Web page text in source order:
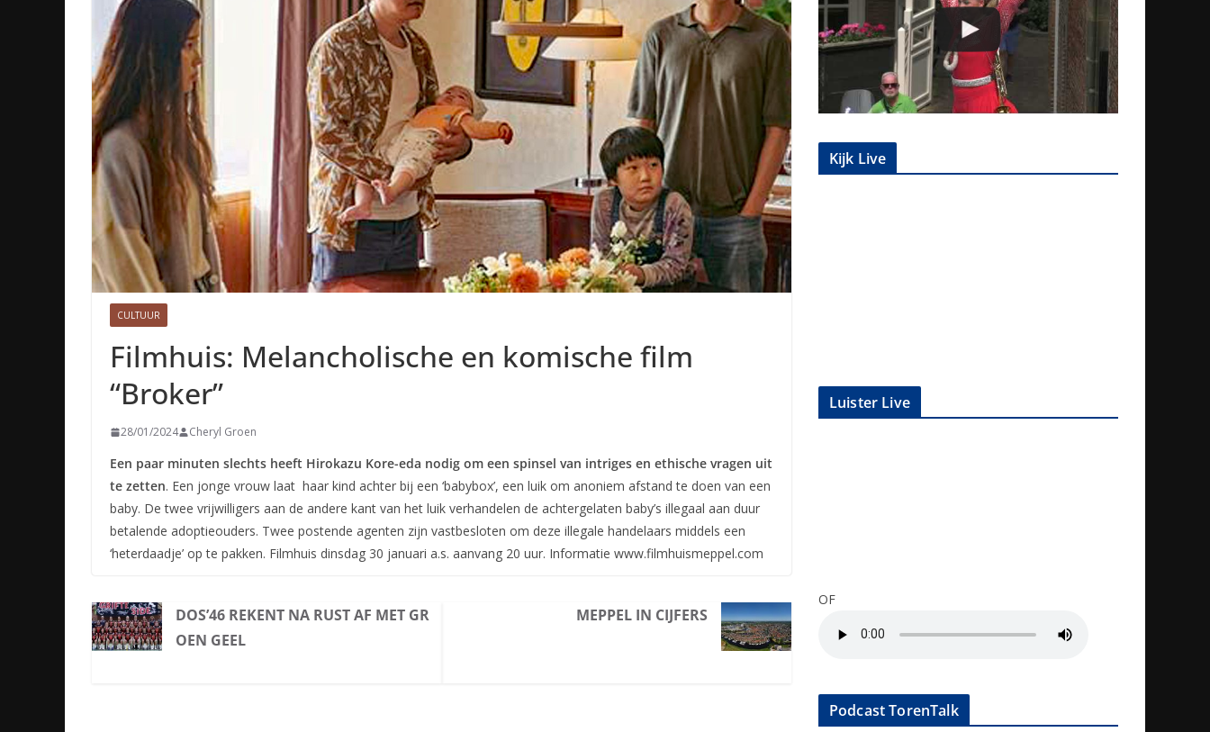
CULTUUR
Filmhuis: Melancholische en komische film
“Broker”
28/01/2024 Cheryl Groen
Een paar minuten slechts heeft Hirokazu Kore-eda nodig om een spinsel van intriges en ethische vragen uit
te zetten. Een jonge vrouw laat haar kind achter bij een ‘babybox’, een luik om anoniem afstand te doen van een
baby. De twee vrijwilligers aan de andere kant van het luik verhandelen de achtergelaten baby’s illegaal aan duur
betalende adoptieouders. Twee postende agenten zijn vastbesloten om deze illegale handelaars middels een
‘heterdaadje’ op te pakken. Filmhuis dinsdag 30 januari a.s. aanvang 20 uur. Informatie www.filmhuismeppel.com
DOS’46 REKENT NA RUST AF MET GR
OEN GEEL
MEPPEL IN CIJFERS
Kijk Live
Luister Live
OF
Podcast TorenTalk